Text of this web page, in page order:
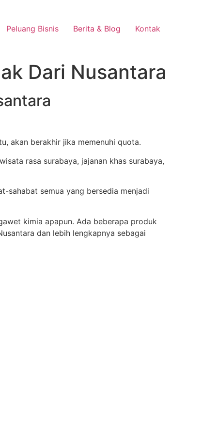
Peluang Bisnis Berita & Blog Kontak
Dari Nusantara
akan berakhir jika memenuhi quota.
sahabat semua yang bersedia menjadi
kimia apapun. Ada beberapa produk
dan lebih lengkapnya sebagai